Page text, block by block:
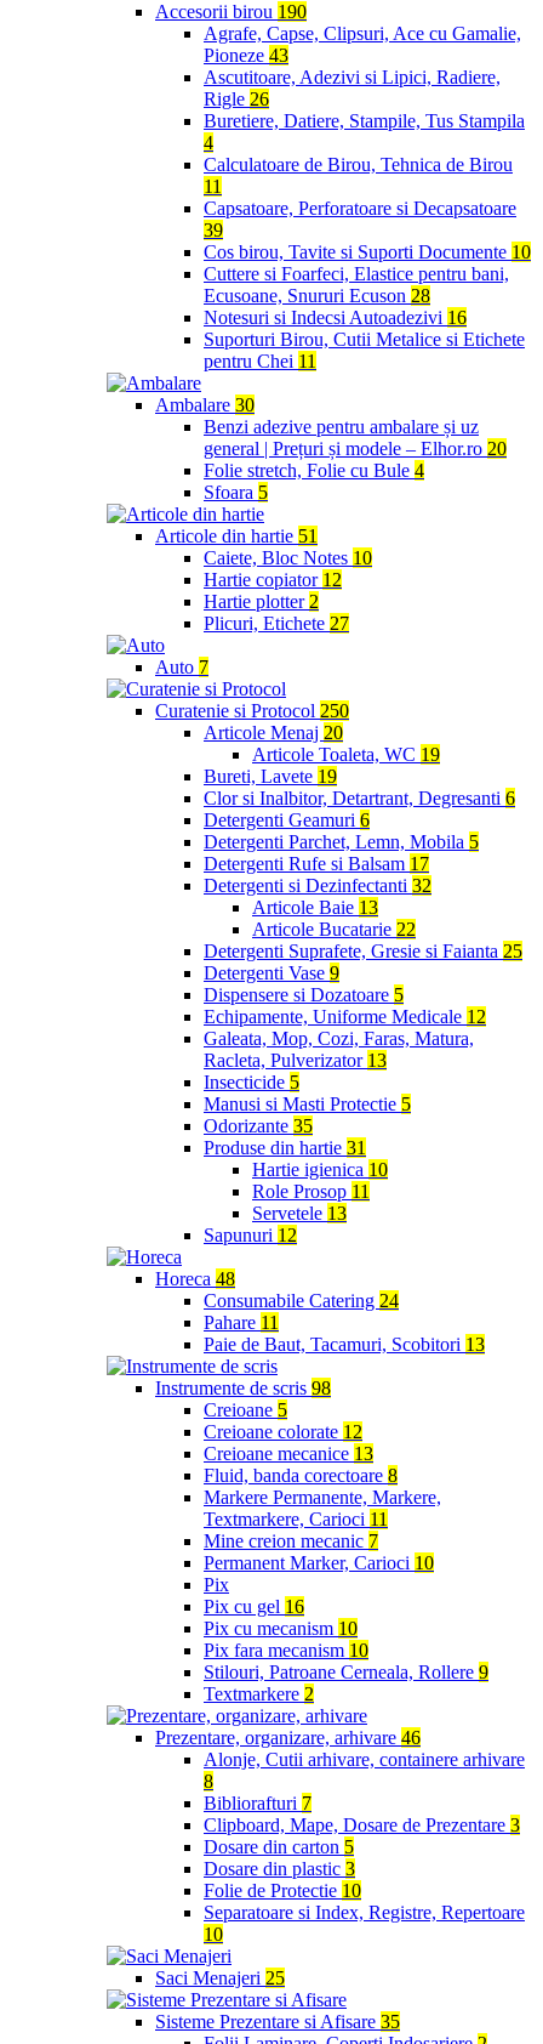
Accesorii birou 190
Agrafe, Capse, Clipsuri, Ace cu Gamalie,
Pioneze 43
Ascutitoare, Adezivi si Lipici, Radiere,
Rigle 26
Buretiere, Datiere, Stampile, Tus Stampila
4
Calculatoare de Birou, Tehnica de Birou
11
Capsatoare, Perforatoare si Decapsatoare
39
Cos birou, Tavite si Suporti Documente 10
Cuttere si Foarfeci, Elastice pentru bani,
Ecusoane, Snururi Ecuson 28
Notesuri si Indecsi Autoadezivi 16
Suporturi Birou, Cutii Metalice si Etichete
pentru Chei 11
Ambalare 30
Benzi adezive pentru ambalare și uz
general | Prețuri și modele – Elhor.ro 20
Folie stretch, Folie cu Bule 4
Sfoara 5
Articole din hartie 51
Caiete, Bloc Notes 10
Hartie copiator 12
Hartie plotter 2
Plicuri, Etichete 27
Auto 7
Curatenie si Protocol 250
Articole Menaj 20
Articole Toaleta, WC 19
Bureti, Lavete 19
Clor si Inalbitor, Detartrant, Degresanti 6
Detergenti Geamuri 6
Detergenti Parchet, Lemn, Mobila 5
Detergenti Rufe si Balsam 17
Detergenti si Dezinfectanti 32
Articole Baie 13
Articole Bucatarie 22
Detergenti Suprafete, Gresie si Faianta 25
Detergenti Vase 9
Dispensere si Dozatoare 5
Echipamente, Uniforme Medicale 12
Galeata, Mop, Cozi, Faras, Matura,
Racleta, Pulverizator 13
Insecticide 5
Manusi si Masti Protectie 5
Odorizante 35
Produse din hartie 31
Hartie igienica 10
Role Prosop 11
Servetele 13
Sapunuri 12
Horeca 48
Consumabile Catering 24
Pahare 11
Paie de Baut, Tacamuri, Scobitori 13
Instrumente de scris 98
Creioane 5
Creioane colorate 12
Creioane mecanice 13
Fluid, banda corectoare 8
Markere Permanente, Markere,
Textmarkere, Carioci 11
Mine creion mecanic 7
Permanent Marker, Carioci 10
Pix
Pix cu gel 16
Pix cu mecanism 10
Pix fara mecanism 10
Stilouri, Patroane Cerneala, Rollere 9
Textmarkere 2
Prezentare, organizare, arhivare 46
Alonje, Cutii arhivare, containere arhivare
8
Bibliorafturi 7
Clipboard, Mape, Dosare de Prezentare 3
Dosare din carton 5
Dosare din plastic 3
Folie de Protectie 10
Separatoare si Index, Registre, Repertoare
10
Saci Menajeri 25
Sisteme Prezentare si Afisare 35